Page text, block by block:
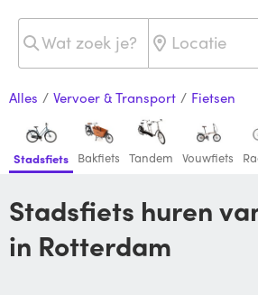
Alles / Vervoer & Transport / Fietsen
Stadsfiets Bakfiets Tandem Vouwfiets
Stadsfiets huren van je buren
in Rotterdam